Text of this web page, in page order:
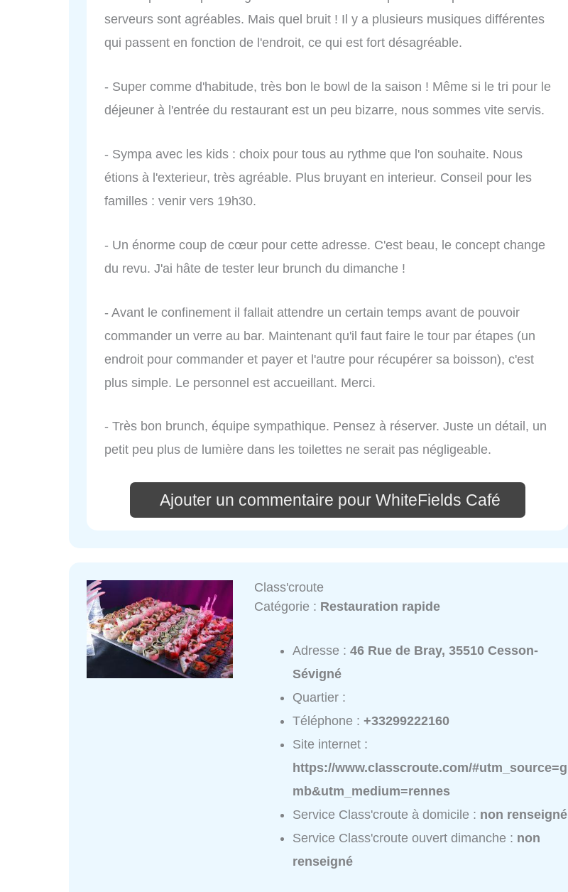
serveurs sont agréables. Mais quel bruit ! Il y a plusieurs musiques différentes
qui passent en fonction de l'endroit, ce qui est fort désagréable.
- Super comme d'habitude, très bon le bowl de la saison ! Même si le tri pour le
déjeuner à l'entrée du restaurant est un peu bizarre, nous sommes vite servis.
- Sympa avec les kids : choix pour tous au rythme que l'on souhaite. Nous
étions à l'exterieur, très agréable. Plus bruyant en interieur. Conseil pour les
familles : venir vers 19h30.
- Un énorme coup de cœur pour cette adresse. C'est beau, le concept change
du revu. J'ai hâte de tester leur brunch du dimanche !
- Avant le confinement il fallait attendre un certain temps avant de pouvoir
commander un verre au bar. Maintenant qu'il faut faire le tour par étapes (un
endroit pour commander et payer et l'autre pour récupérer sa boisson), c'est
plus simple. Le personnel est accueillant. Merci.
- Très bon brunch, équipe sympathique. Pensez à réserver. Juste un détail, un
petit peu plus de lumière dans les toilettes ne serait pas négligeable.
Ajouter un commentaire pour WhiteFields Café
Class'croute
Catégorie : Restauration rapide
Adresse :46 Rue de Bray, 35510 Cesson-
Sévigné
Quartier :
Téléphone :+33299222160
Site internet :
https://www.classcroute.com/#utm_source=g
mb&utm_medium=rennes
Service Class'croute à domicile : non renseigné
Service Class'croute ouvert dimanche : non
renseigné